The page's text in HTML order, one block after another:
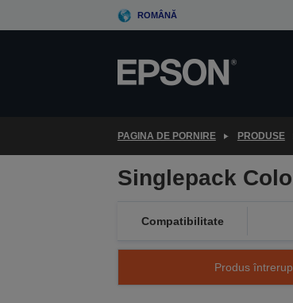
to
ROMÂNĂ
PAGINA DE PORNIRE PRODUSE
Singlepack
Compatibilitate
Produs